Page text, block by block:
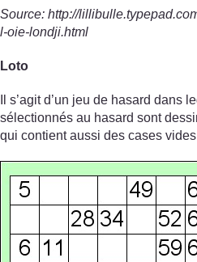
Source: http://
l-oie-londji.html
Loto
Il s’agit d’un jeu de hasard dans
sélectionnés au hasard sont
qui contient aussi des cases